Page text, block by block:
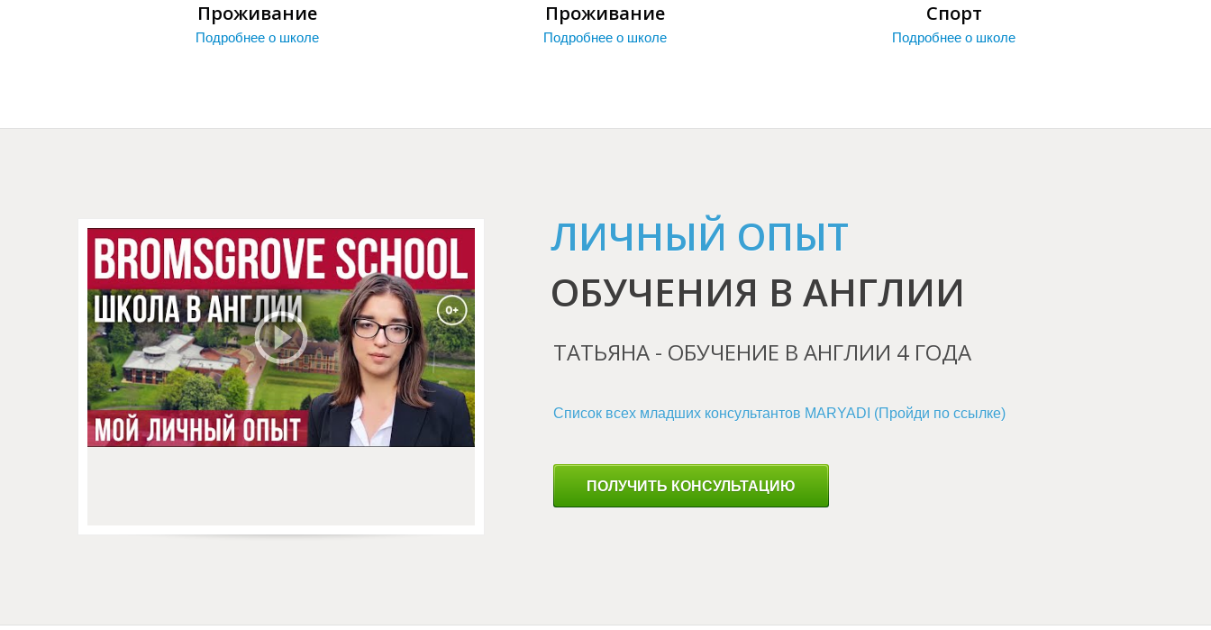
Проживание
Подробнее о школе
Проживание
Подробнее о школе
Спорт
Подробнее о школе
ЛИЧНЫЙ ОПЫТ
ОБУЧЕНИЯ В АНГЛИИ
ТАТЬЯНА - ОБУЧЕНИЕ В АНГЛИИ 4 ГОДА
Список всех младших консультантов MARYADI (Пройди по ссылке)
ПОЛУЧИТЬ КОНСУЛЬТАЦИЮ